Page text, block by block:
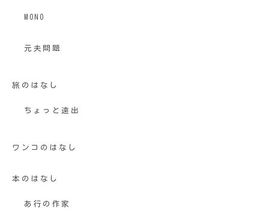
MONO
元夫問題
旅のはなし
ちょっと遠出
ワンコのはなし
本のはなし
あ行の作家